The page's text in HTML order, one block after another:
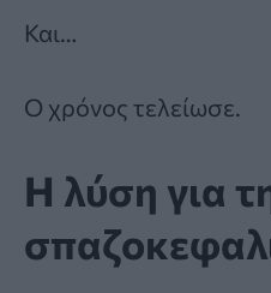
Και…
Ο χρόνος τελείωσε.
Η λύση για